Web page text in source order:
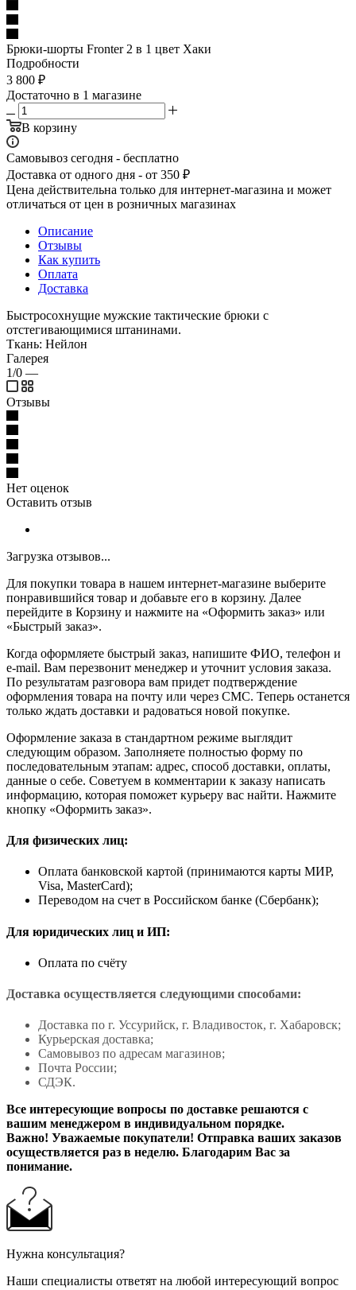
Брюки-шорты Fronter 2 в 1 цвет Хаки
Подробности
3 800 ₽
Достаточно в 1 магазине
В корзину
Самовывоз сегодня - бесплатно
Доставка от одного дня - от 350 ₽
Цена действительна только для интернет-магазина и может
отличаться от цен в розничных магазинах
Описание
Отзывы
Как купить
Оплата
Доставка
Быстросохнущие мужские тактические брюки с
отстегивающимися штанинами.
Ткань: Нейлон
Галерея
1/0 —
Отзывы
Нет оценок
Оставить отзыв
Загрузка отзывов...
Для покупки товара в нашем интернет-магазине выберите
понравившийся товар и добавьте его в корзину. Далее
перейдите в Корзину и нажмите на «Оформить заказ» или
«Быстрый заказ».
Когда оформляете быстрый заказ, напишите ФИО, телефон и
e-mail. Вам перезвонит менеджер и уточнит условия заказа.
По результатам разговора вам придет подтверждение
оформления товара на почту или через СМС. Теперь останется
только ждать доставки и радоваться новой покупке.
Оформление заказа в стандартном режиме выглядит
следующим образом. Заполняете полностью форму по
последовательным этапам: адрес, способ доставки, оплаты,
данные о себе. Советуем в комментарии к заказу написать
информацию, которая поможет курьеру вас найти. Нажмите
кнопку «Оформить заказ».
Для физических лиц:
Оплата банковской картой (принимаются карты МИР,
Visa, MasterCard);
Переводом на счет в Российском банке (Сбербанк);
Для юридических лиц и ИП:
Оплата по счёту
Доставка осуществляется следующими способами:
Доставка по г. Уссурийск, г. Владивосток, г. Хабаровск;
Курьерская доставка;
Самовывоз по адресам магазинов;
Почта России;
СДЭК.
Все интересующие вопросы по доставке решаются с
вашим менеджером в индивидуальном порядке.
Важно! Уважаемые покупатели! Отправка ваших заказов
осуществляется раз в неделю. Благодарим Вас за
понимание.
Нужна консультация?
Наши специалисты ответят на любой интересующий вопрос